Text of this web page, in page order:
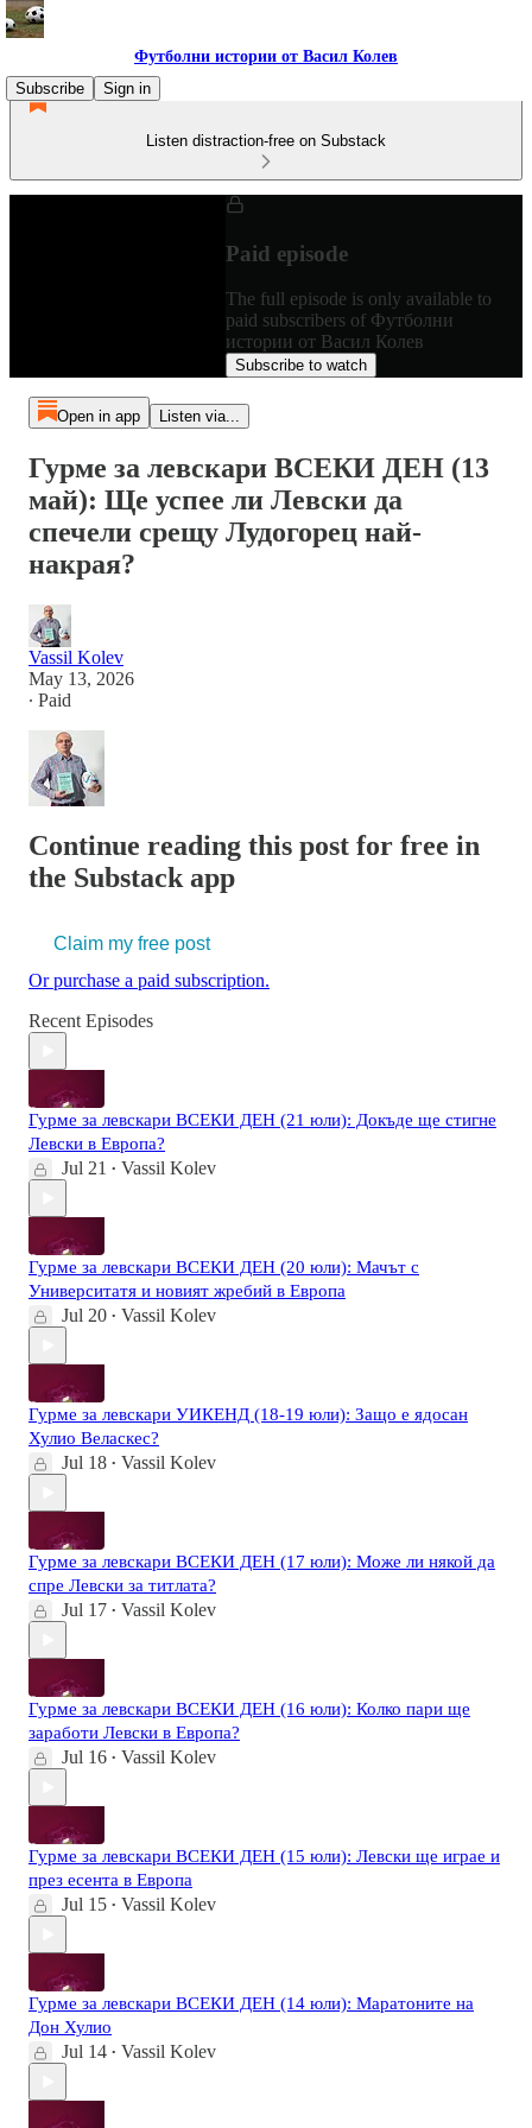
Футболни истории от Васил Колев
Subscribe
Sign in
Listen distraction-free on Substack
Paid episode
The full episode is only available to
paid subscribers of Футболни
истории от Васил Колев
Subscribe to watch
Open in app Listen via...
Гурме за левскари ВСЕКИ ДЕН (13
май): Ще успее ли Левски да
спечели срещу Лудогорец най-
накрая?
Vassil Kolev
May 13, 2026
∙ Paid
Continue reading this post for free in
the Substack app
Claim my free post
Or purchase a paid subscription.
Recent Episodes
Гурме за левскари ВСЕКИ ДЕН (21 юли): Докъде ще стигне
Левски в Европа?
Jul 21 • Vassil Kolev
Гурме за левскари ВСЕКИ ДЕН (20 юли): Мачът с
Университатя и новият жребий в Европа
Jul 20 • Vassil Kolev
Гурме за левскари УИКЕНД (18-19 юли): Защо е ядосан
Хулио Веласкес?
Jul 18 • Vassil Kolev
Гурме за левскари ВСЕКИ ДЕН (17 юли): Може ли някой да
спре Левски за титлата?
Jul 17 • Vassil Kolev
Гурме за левскари ВСЕКИ ДЕН (16 юли): Колко пари ще
заработи Левски в Европа?
Jul 16 • Vassil Kolev
Гурме за левскари ВСЕКИ ДЕН (15 юли): Левски ще играе и
през есента в Европа
Jul 15 • Vassil Kolev
Гурме за левскари ВСЕКИ ДЕН (14 юли): Маратоните на
Дон Хулио
Jul 14 • Vassil Kolev